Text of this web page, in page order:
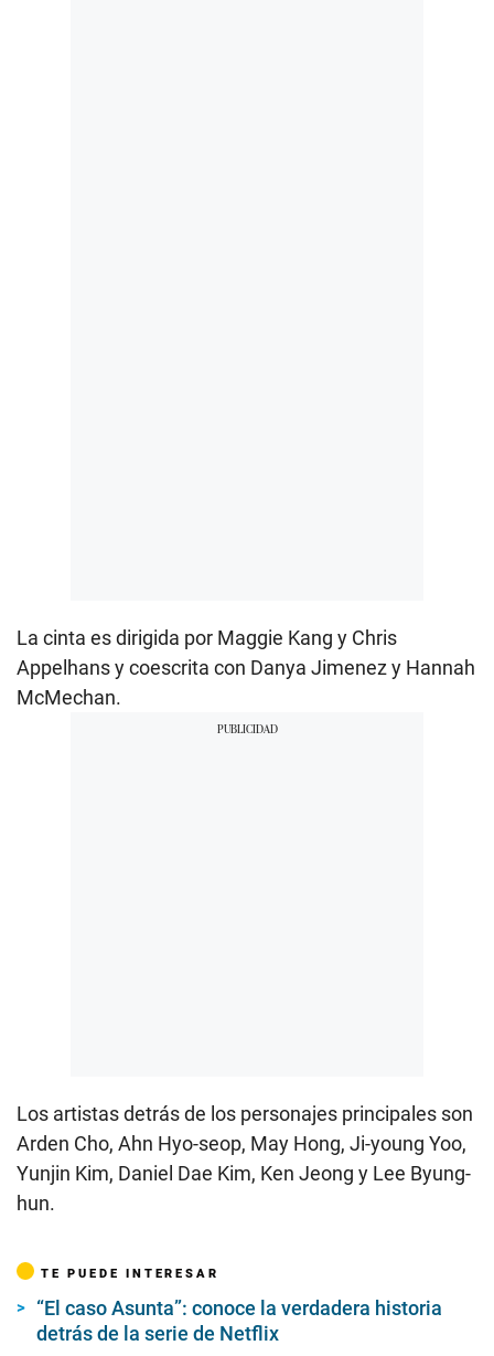
La cinta es dirigida por Maggie Kang y Chris
Appelhans y coescrita con Danya Jimenez y Hannah
McMechan.
Los artistas detrás de los personajes principales son
Arden Cho, Ahn Hyo-seop, May Hong, Ji-young Yoo,
Yunjin Kim, Daniel Dae Kim, Ken Jeong y Lee Byung-
hun.
TE PUEDE INTERESAR
“El caso Asunta”: conoce la verdadera historia
detrás de la serie de Netflix